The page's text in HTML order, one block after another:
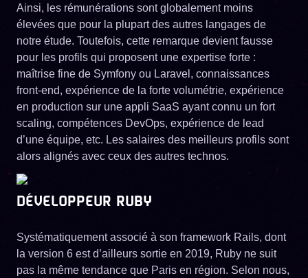
Ainsi, les rémunérations sont globalement moins
élevées que pour la plupart des autres langages de
notre étude. Toutefois, cette remarque devient fausse
pour les profils qui proposent une expertise forte :
maîtrise fine de Symfony ou Laravel, connaissances
front-end, expérience de la forte volumétrie, expérience
en production sur une appli SaaS ayant connu un fort
scaling, compétences DevOps, expérience de lead
d’une équipe, etc. Les salaires des meilleurs profils sont
alors alignés avec ceux des autres technos.
DÉVELOPPEUR RUBY
Systématiquement associé à son framework Rails, dont
la version 6 est d’ailleurs sortie en 2019, Ruby ne suit
pas la même tendance que Paris en région. Selon nous,